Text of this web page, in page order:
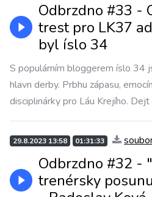
Odbrzdno #33 -
trest pro LK37
byl íslo 34
S populárním bloggerem íslo 34
hlavn derby. Prbhu zápasu,
disciplinárky pro Láu Krejího. Dejt
29.8.2023 13:58 01:31:33
Odbrzdno #32 -
trenérsky